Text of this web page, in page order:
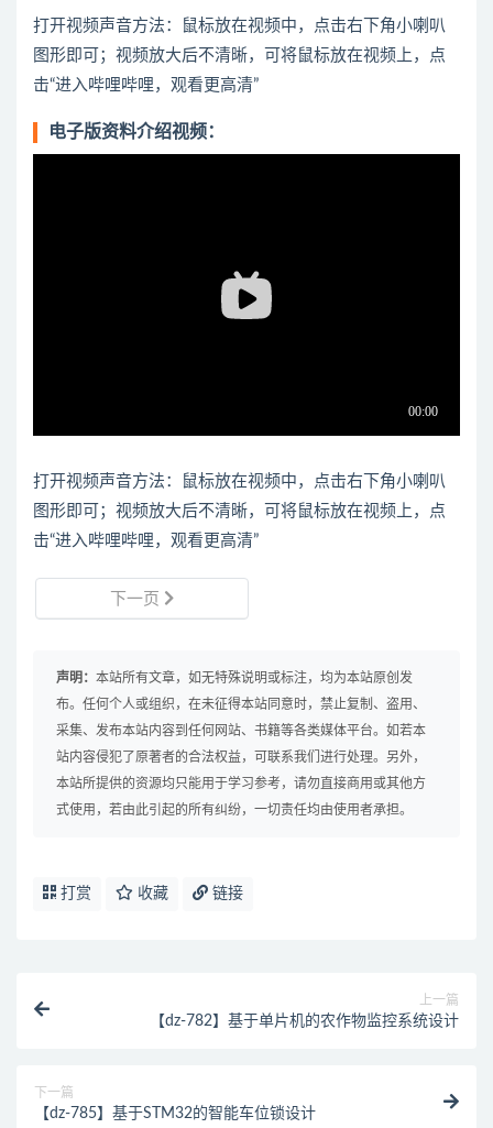
打开视频声音方法：鼠标放在视频中，点击右下角小喇叭
图形即可；视频放大后不清晰，可将鼠标放在视频上，点
击“进入哔哩哔哩，观看更高清”
电子版资料介绍视频：
打开视频声音方法：鼠标放在视频中，点击右下角小喇叭
图形即可；视频放大后不清晰，可将鼠标放在视频上，点
击“进入哔哩哔哩，观看更高清”
下一页
声明： 本站所有文章，如无特殊说明或标注，均为本站原创发
布。任何个人或组织，在未征得本站同意时，禁止复制、盗用、
采集、发布本站内容到任何网站、书籍等各类媒体平台。如若本
站内容侵犯了原著者的合法权益，可联系我们进行处理。另外，
本站所提供的资源均只能用于学习参考，请勿直接商用或其他方
式使用，若由此引起的所有纠纷，一切责任均由使用者承担。
打赏 收藏 链接
上一篇
【dz-782】基于单片机的农作物监控系统设计
下一篇
【dz-785】基于STM32的智能车位锁设计